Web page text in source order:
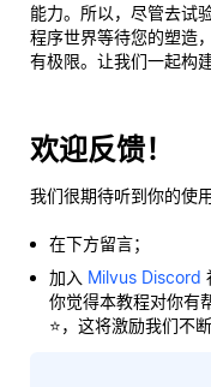
能力。所以，尽管去试
程序世界等待您的塑造
有极限。让我们一起构
欢迎反馈！
我们很期待听到你的使
在下方留言；
加入 Milvus Discord
你觉得本教程对你有
⭐，这将激励我们不